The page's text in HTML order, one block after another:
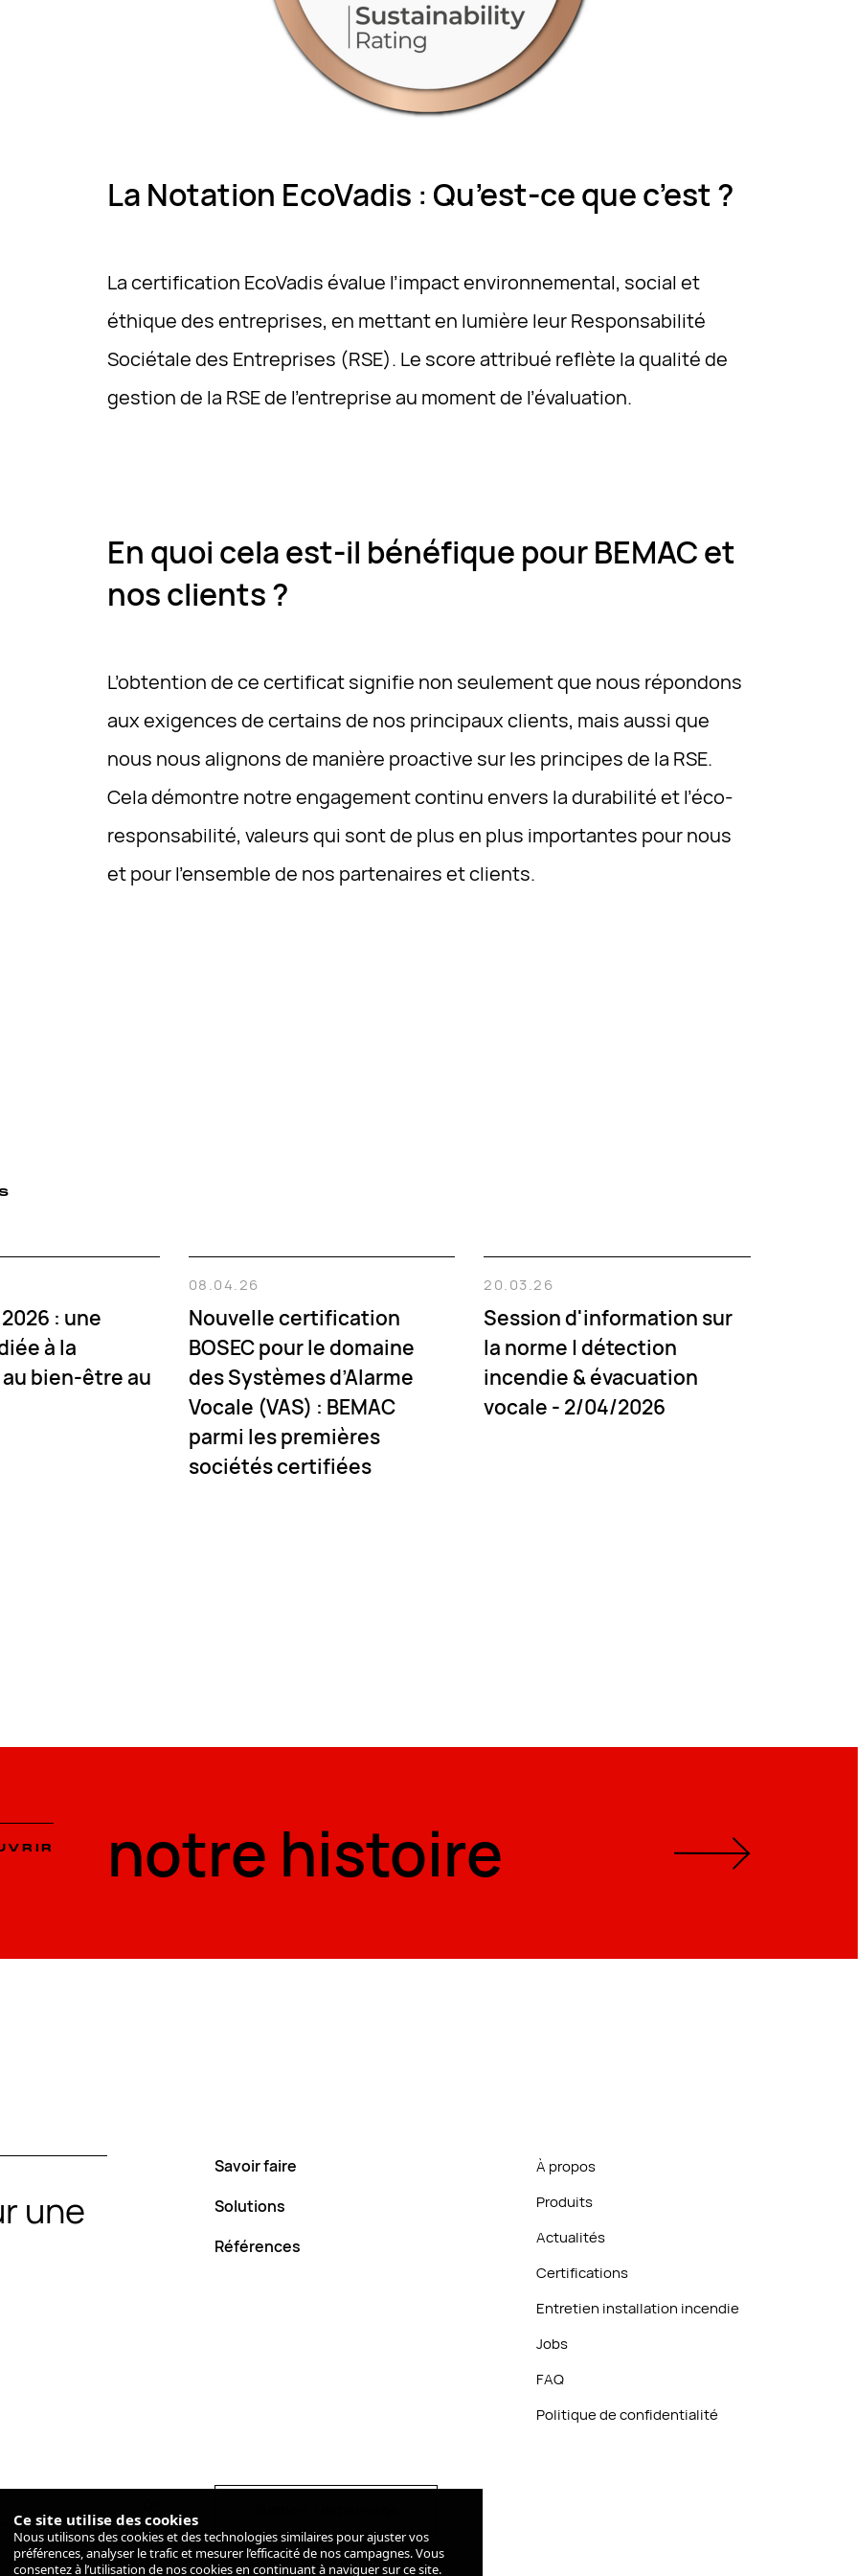
La Notation EcoVadis : Qu’est-ce que c’est ?
La certification EcoVadis évalue l’impact environnemental, social et
éthique des entreprises, en mettant en lumière leur Responsabilité
Sociétale des Entreprises (RSE). Le score attribué reflète la qualité de
gestion de la RSE de l’entreprise au moment de l’évaluation.
En quoi cela est-il bénéfique pour BEMAC et
nos clients ?
L’obtention de ce certificat signifie non seulement que nous répondons
aux exigences de certains de nos principaux clients, mais aussi que
nous nous alignons de manière proactive sur les principes de la RSE.
Cela démontre notre engagement continu envers la durabilité et l’éco-
responsabilité, valeurs qui sont de plus en plus importantes pour nous
et pour l’ensemble de nos partenaires et clients.
: une
à la
bien-être au
08.04.26
Nouvelle certification
BOSEC pour le domaine
des Systèmes d’Alarme
Vocale (VAS) : BEMAC
parmi les premières
sociétés certifiées
20.03.26
Session d'information sur
la norme | détection
incendie & évacuation
vocale - 2/04/2026
notre histoire
notre histoire
une
Savoir faire
Savoir faire
Solutions
Solutions
Références
Références
À propos
À propos
Produits
Produits
Actualités
Actualités
Certifications
Certifications
Entretien installation incendie
Entretien installation incendie
Jobs
Jobs
FAQ
FAQ
Politique de confidentialité
Politique de confidentialité
Ce site utilise des cookies
Nous utilisons des cookies et des technologies similaires pour ajuster vos
préférences, analyser le trafic et mesurer l’efficacité de nos campagnes. Vous
consentez à l’utilisation de nos cookies en continuant à naviguer sur ce site.